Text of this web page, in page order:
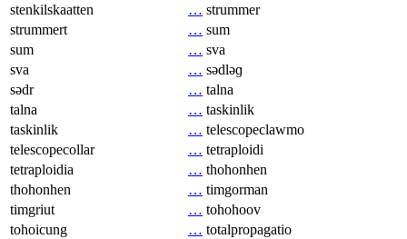
stenkilskaatten
… strummer
strummert
… sum
sum
… sva
sva
… sədləɡ
sədr
… talna
talna
… taskinlik
taskinlik
… telescopeclawmo
telescopecollar
… tetraploidi
tetraploidia
… thohonhen
thohonhen
… timgorman
timgriut
… tohohoov
tohoicung
… totalpropagatio